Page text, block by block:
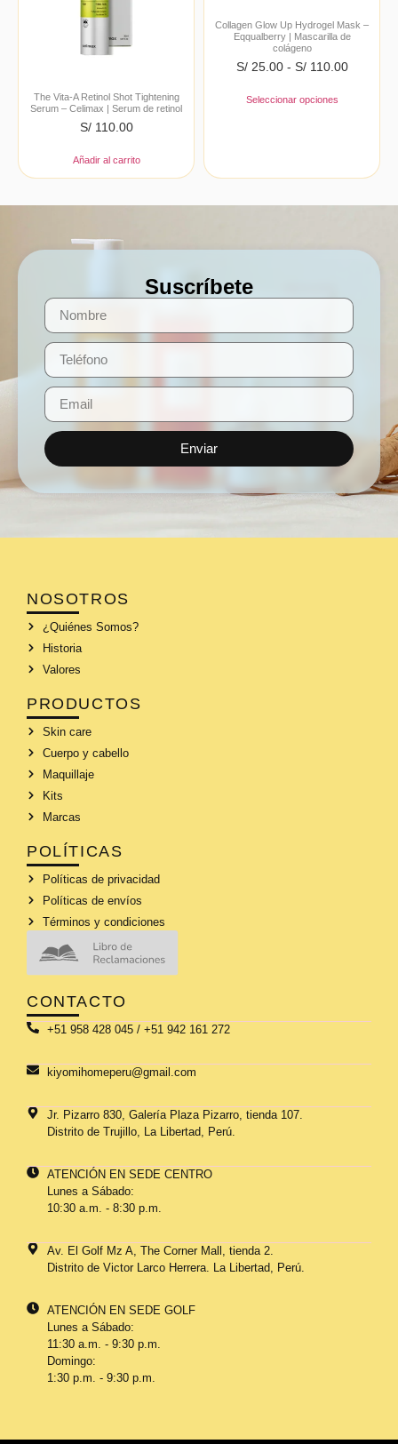
The Vita-A Retinol Shot Tightening
Serum – Celimax | Serum de retinol
S/110.00
Añadir al carrito
Collagen Glow Up Hydrogel Mask –
Eqqualberry | Mascarilla de
colágeno
S/25.00 - S/110.00
Seleccionar opciones
Suscríbete
Enviar
NOSOTROS
¿Quiénes Somos?
Historia
Valores
PRODUCTOS
Skin care
Cuerpo y cabello
Maquillaje
Kits
Marcas
POLÍTICAS
Políticas de privacidad
Políticas de envíos
Términos y condiciones
CONTACTO
+51 958 428 045 / +51 942 161 272
kiyomihomeperu@gmail.com
Jr. Pizarro 830, Galería Plaza Pizarro, tienda 107.
Distrito de Trujillo, La Libertad, Perú.
ATENCIÓN EN SEDE CENTRO
Lunes a Sábado:
10:30 a.m. - 8:30 p.m.
Av. El Golf Mz A, The Corner Mall, tienda 2.
Distrito de Victor Larco Herrera. La Libertad, Perú.
ATENCIÓN EN SEDE GOLF
Lunes a Sábado:
11:30 a.m. - 9:30 p.m.
Domingo:
1:30 p.m. - 9:30 p.m.